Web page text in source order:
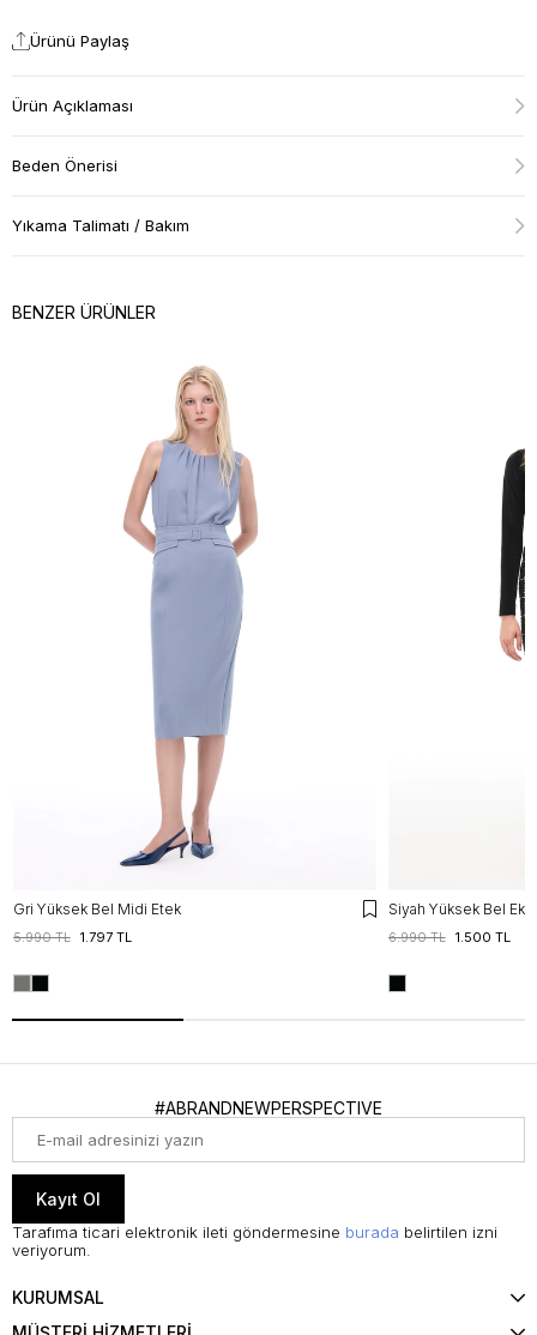
Ürünü Paylaş
Ürün Açıklaması
Beden Önerisi
Yıkama Talimatı / Bakım
BENZER ÜRÜNLER
Gri Yüksek Bel Midi Etek
1.797 TL
5.990 TL
Siyah Yüksek Bel
1.500 TL
6.990 TL
#ABRANDNEWPERSPECTIVE
Kayıt Ol
Tarafıma ticari elektronik ileti göndermesine burada belirtilen izni
veriyorum.
KURUMSAL